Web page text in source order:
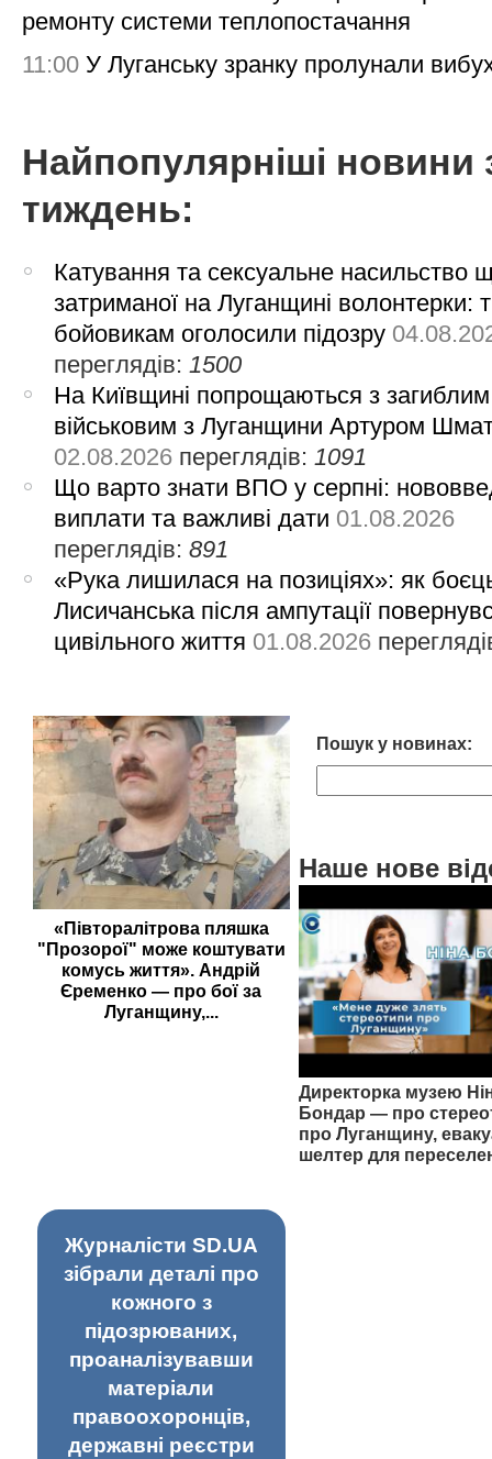
ремонту системи теплопостачання
11:00 У Луганську зранку пролунали
Найпопулярніші новини
тиждень:
Катування та сексуальне насильство
затриманої на Луганщині волонтерки:
бойовикам оголосили підозру
переглядів:1500
На Київщині попрощаються з загиблим
військовим з Луганщини Артуром
02.08.2026 переглядів:1091
Що варто знати ВПО у серпні:
виплати та важливі дати 01.08.2026
переглядів:891
«Рука лишилася на позиціях»: як
Лисичанська після ампутації
цивільного життя 01.08.2026
«Півторалітрова пляшка
"Прозорої" може коштувати
комусь життя». Андрій
Єременко — про бої за
Луганщину,...
Пошук у новинах:
Наше нове
Директорка музею
Бондар — про
про Луганщину,
шелтер для
Журналісти SD.UA
зібрали деталі про
кожного з
підозрюваних,
проаналізувавши
матеріали
правоохоронців,
державні реєстри